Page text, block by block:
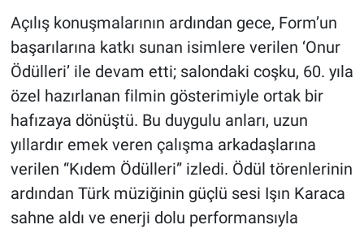
Açılış konuşmalarının ardından gece, Form’un
başarılarına katkı sunan isimlere verilen ‘Onur
Ödülleri’ ile devam etti; salondaki coşku, 60. yıla
özel hazırlanan filmin gösterimiyle ortak bir
hafızaya dönüştü. Bu duygulu anları, uzun
yıllardır emek veren çalışma arkadaşlarına
verilen “Kıdem Ödülleri” izledi. Ödül törenlerinin
ardından Türk müziğinin güçlü sesi Işın Karaca
sahne aldı ve enerji dolu performansıyla